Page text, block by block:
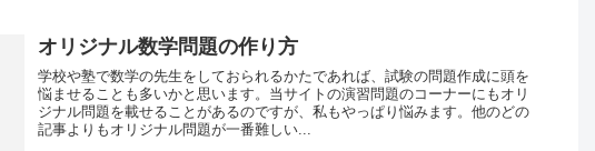
オリジナル数学問題の作り方
学校や塾で数学の先生をしておられるかたであれば、試験の問題作成に頭を
悩ませることも多いかと思います。当サイトの演習問題のコーナーにもオリ
ジナル問題を載せることがあるのですが、私もやっぱり悩みます。他のどの
記事よりもオリジナル問題が一番難しい...